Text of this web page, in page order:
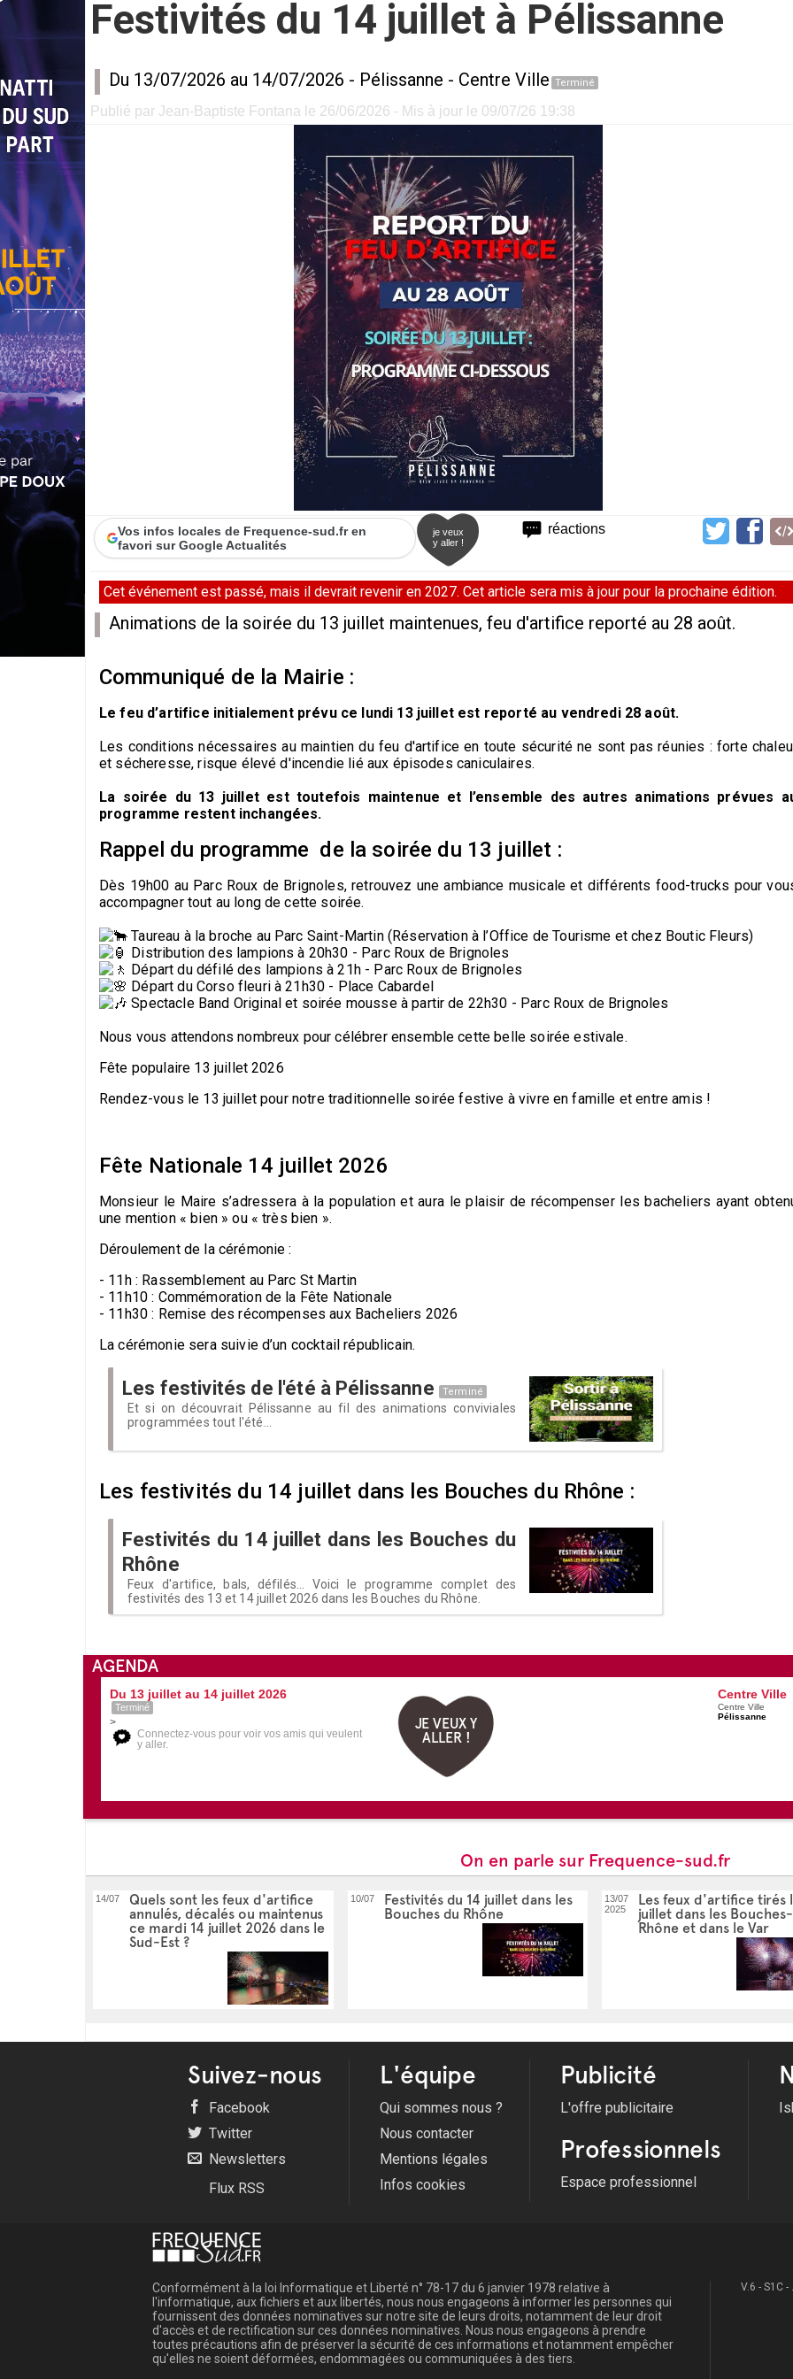
Festivités du 14 juillet à Pélissanne
Du 13/07/2026 au 14/07/2026 - Pélissanne - Centre Ville Terminé
Publié par Jean-Baptiste Fontana le 26/06/2026 - Mis à jour le 09/07/26 19:38
réactions
Vos infos locales de Frequence-sud.fr en
favori sur Google Actualités
je veux
y aller !
Cet événement est passé, mais il devrait revenir en 2027. Cet article sera mis à jour pour la prochaine édition.
Animations de la soirée du 13 juillet maintenues, feu d'artifice reporté au 28 août.
Communiqué de la Mairie :
Le feu d’artifice initialement prévu ce lundi 13 juillet est reporté au vendredi 28 août.
Les conditions nécessaires au maintien du feu d'artifice en toute sécurité ne sont pas réunies : forte
et sécheresse, risque élevé d'incendie lié aux épisodes caniculaires.
La soirée du 13 juillet est toutefois maintenue et l’ensemble des autres animations prévues
programme restent inchangées.
Rappel du programme de la soirée du 13 juillet :
Dès 19h00 au Parc Roux de Brignoles, retrouvez une ambiance musicale et différents food-trucks pour
accompagner tout au long de cette soirée.
Taureau à la broche au Parc Saint-Martin (Réservation à l’Office de Tourisme et chez Boutic Fleurs)
Distribution des lampions à 20h30 - Parc Roux de Brignoles
Départ du défilé des lampions à 21h - Parc Roux de Brignoles
Départ du Corso fleuri à 21h30 - Place Cabardel
Spectacle Band Original et soirée mousse à partir de 22h30 - Parc Roux de Brignoles
Nous vous attendons nombreux pour célébrer ensemble cette belle soirée estivale.
Fête populaire 13 juillet 2026
Rendez-vous le 13 juillet pour notre traditionnelle soirée festive à vivre en famille et entre amis !
Fête Nationale 14 juillet 2026
Monsieur le Maire s’adressera à la population et aura le plaisir de récompenser les bacheliers ayant
une mention « bien » ou « très bien ».
Déroulement de la cérémonie :
- 11h : Rassemblement au Parc St Martin
- 11h10 : Commémoration de la Fête Nationale
- 11h30 : Remise des récompenses aux Bacheliers 2026
La cérémonie sera suivie d’un cocktail républicain.
Les festivités de l'été à Pélissanne Terminé
Et si on découvrait Pélissanne au fil des animations conviviales
programmées tout l'été...
Les festivités du 14 juillet dans les Bouches du Rhône :
Festivités du 14 juillet dans les Bouches du
Rhône
Feux d'artifice, bals, défilés... Voici le programme complet des
festivités des 13 et 14 juillet 2026 dans les Bouches du Rhône.
AGENDA
Du 13 juillet au 14 juillet 2026
Terminé
>
Connectez-vous pour voir vos amis qui veulent
y aller.
JE VEUX Y
ALLER !
Centre Ville
Centre Ville
Pélissanne
On en parle sur Frequence-sud.fr
14/07
Quels sont les feux d'artifice
annulés, décalés ou maintenus
ce mardi 14 juillet 2026 dans le
Sud-Est ?
10/07
Festivités du 14 juillet dans les
Bouches du Rhône
13/07
2025
Les feux d'artifice tirés
juillet dans les
Rhône et dans le Var
Suivez-nous
Facebook
Twitter
Newsletters
Flux RSS
L'équipe
Qui sommes nous ?
Nous contacter
Mentions légales
Infos cookies
Publicité
L'offre publicitaire
Professionnels
Espace professionnel
Conformément à la loi Informatique et Liberté n° 78-17 du 6 janvier 1978 relative à
l'informatique, aux fichiers et aux libertés, nous nous engageons à informer les personnes qui
fournissent des données nominatives sur notre site de leurs droits, notamment de leur droit
d'accès et de rectification sur ces données nominatives. Nous nous engageons à prendre
toutes précautions afin de préserver la sécurité de ces informations et notamment empêcher
qu'elles ne soient déformées, endommagées ou communiquées à des tiers.
V.6 - S1C